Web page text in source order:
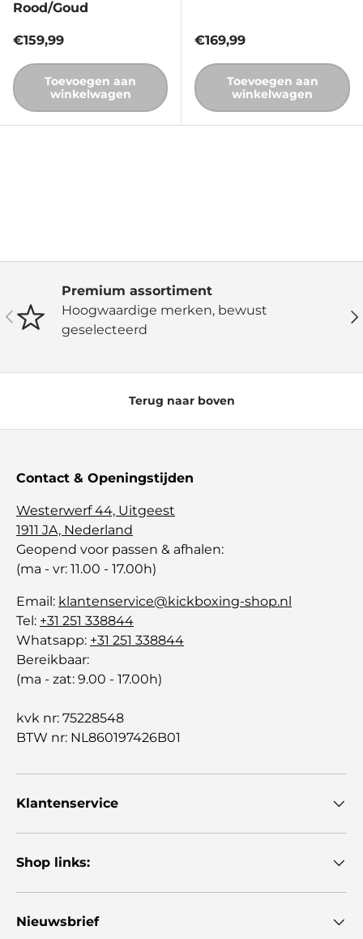
Rood/Goud
Reguliere prijs
€159,99
Toevoegen aan
winkelwagen
Reguliere prijs
€169,99
Toevoegen aan
winkelwagen
Vorige
Premium assortiment
Hoogwaardige merken, bewust
geselecteerd
Terug naar boven
Contact & Openingstijden
Westerwerf 44, Uitgeest
1911 JA, Nederland
Geopend voor passen & afhalen:
(ma - vr: 11.00 - 17.00h)
Email: klantenservice@kickboxing-shop.nl
Tel: +31 251 338844
Whatsapp: +31 251 338844
Bereikbaar:
(ma - zat: 9.00 - 17.00h)
kvk nr: 75228548
BTW nr: NL860197426B01
Klantenservice
Shop links:
Nieuwsbrief